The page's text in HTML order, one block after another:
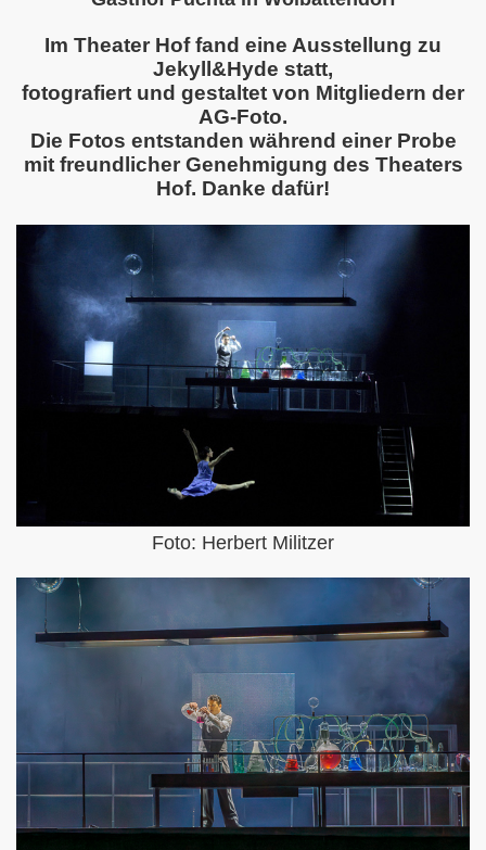
Im Theater Hof fand eine Ausstellung zu
Jekyll&Hyde statt,
fotografiert und gestaltet von Mitgliedern der
AG-Foto.
Die Fotos entstanden während einer Probe
mit freundlicher Genehmigung des Theaters
Hof. Danke dafür!
Foto: Herbert Militzer